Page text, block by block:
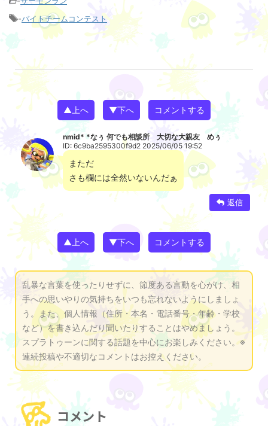
-バイトチームコンテスト
▲上へ ▼下へ コメントする
nmid* *なぅ 何でも相談所 大切な大親友 めぅ
ID: 6c9ba2595300f9d2 2025/06/05 19:52
まただ
さも欄には全然いないんだぁ
返信
▲上へ ▼下へ コメントする
乱暴な言葉を使ったりせずに、節度ある言動を心がけ、相
手への思いやりの気持ちをいつも忘れないようにしましょ
う。また、個人情報（住所・本名・電話番号・年齢・学校
など）を書き込んだり聞いたりすることはやめましょう。
スプラトゥーンに関する話題を中心にお楽しみください。※
連続投稿や不適切なコメントはお控えください。
コメント